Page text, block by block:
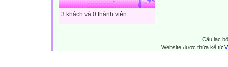
3 khách và 0 thành viên
Câu lạc
Website được thừa kế từ